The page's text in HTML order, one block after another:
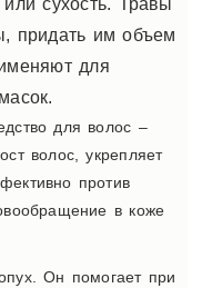
сухость. Травы
придать им объем
для
для волос –
волос, укрепляет
против
в коже
Он помогает при